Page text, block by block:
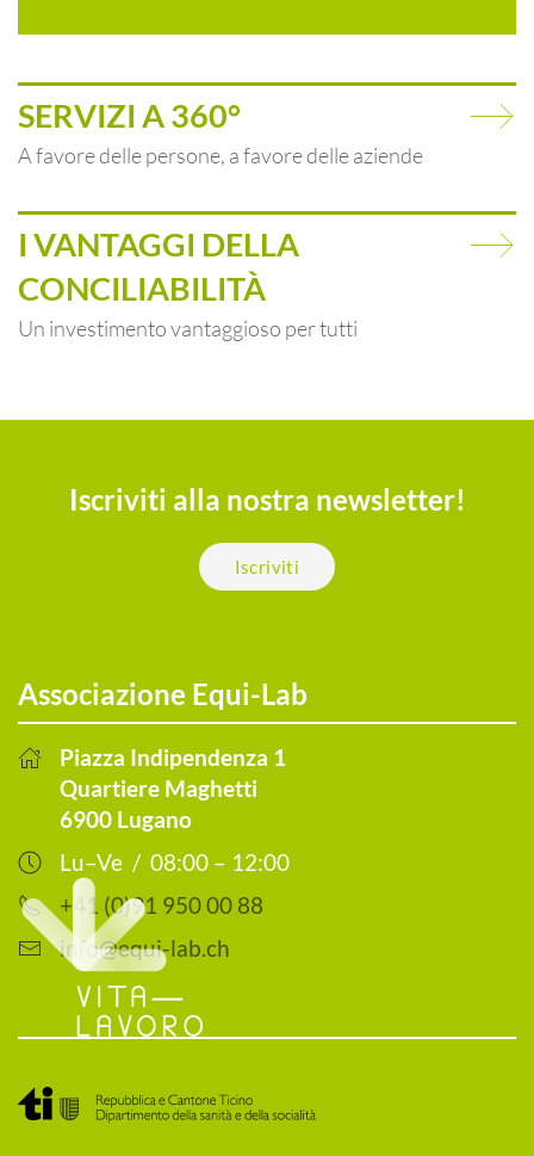
SERVIZI A 360°
A favore delle persone, a favore delle aziende
I VANTAGGI DELLA
CONCILIABILITÀ
Un investimento vantaggioso per tutti
Iscriviti alla nostra newsletter!
Iscriviti
Associazione Equi-Lab
Piazza Indipendenza 1
Quartiere Maghetti
6900 Lugano
Lu–Ve / 08:00 – 12:00
+41 (0)91 950 00 88
info@equi-lab.ch